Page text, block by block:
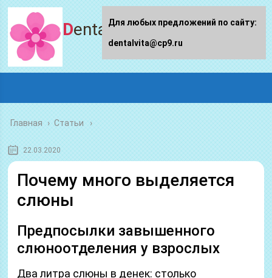
Dentalvita.ru
Главная › Статьи
22.03.2020
Почему много выделяется
слюны
Предпосылки завышенного
слюноотделения у взрослых
Два литра слюны в денек: столько
Для любых предложений по сайту:
dentalvita@cp9.ru